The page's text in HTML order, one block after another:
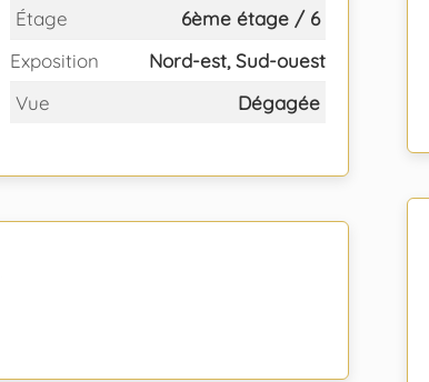
Étage
6ème étage / 6
Exposition
Nord-est, Sud-ouest
Vue
Dégagée